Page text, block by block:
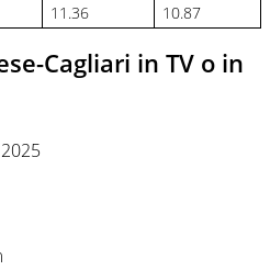
11.36 10.87
Cagliari in TV o in